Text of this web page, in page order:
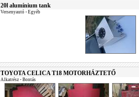
20l alumínium tank
Versenyautó • Egyéb
TOYOTA CELICA T18 MOTORHÁZTETŐ
Alkatrész • Bontás